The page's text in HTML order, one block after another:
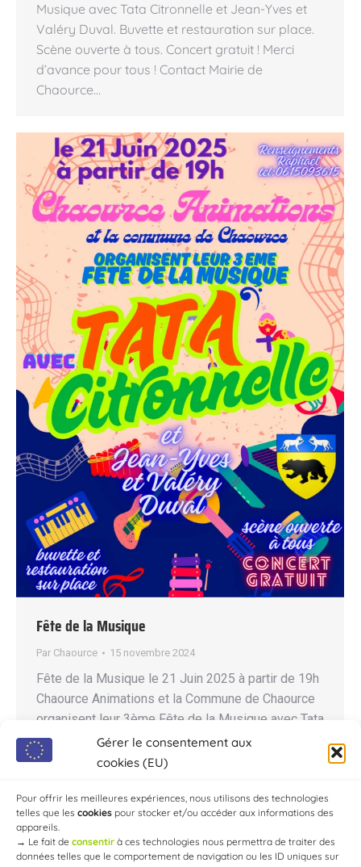
Gérer le consentement aux
cookies (EU)
Pour offrir les meilleures expériences, nous utilisons des technologies
telles que les cookies pour stocker et/ou accéder aux informations des
appareils.
→ Le fait de consentir à ces technologies nous permettra de traiter des
données telles que le comportement de navigation ou les ID uniques sur
Musique avec Tata Citronnelle et Jean-Yves et
Valéry Duval. Buvette et restauration sur place.
Scène ouverte à tous. Concert gratuit ! Merci
d’avance pour tous ! Contact Mairie de
Chaource…
Fête de la Musique
Par Chaource 15 novembre 2024
Fête de la Musique le 21 Juin 2025 à partir de 19h
Chaource Animations et la Commune de Chaource
organisent leur 3ème Fête de la Musique avec Tata
Citronnelle et Jean-Yves et Valéry Duval. Buvette
et restauration sur place. Scène ouverte à tous.
Mairie de Chaource…